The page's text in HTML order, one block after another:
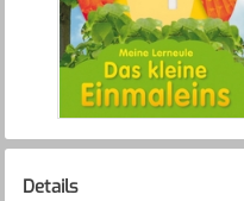
Details